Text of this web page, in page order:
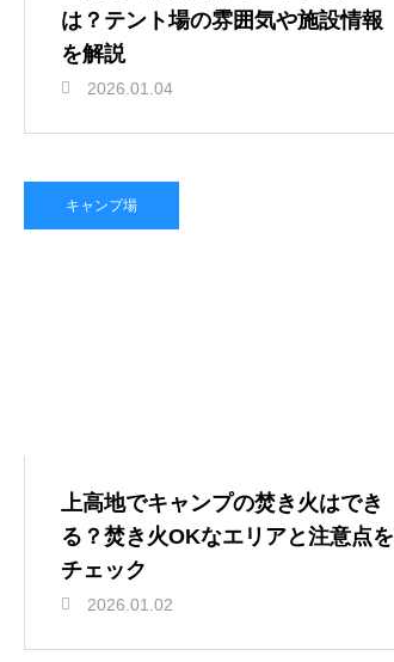
は？テント場の雰囲気や施設情報
を解説
2026.01.04
キャンプ場
上高地でキャンプの焚き火はでき
る？焚き火OKなエリアと注意点を
チェック
2026.01.02